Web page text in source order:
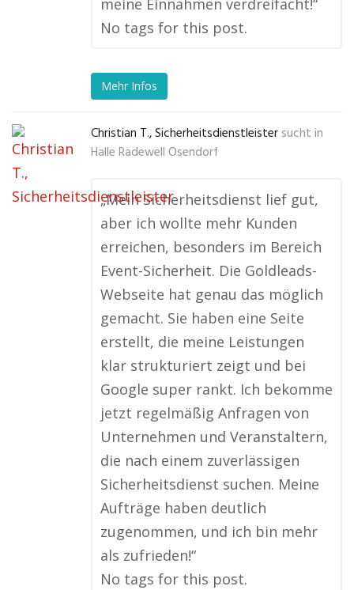
meine Einnahmen verdreifacht!“
No tags for this post.
Mehr Infos
Christian T., Sicherheitsdienstleister sucht in
Halle Radewell Osendorf
„Mein Sicherheitsdienst lief gut,
aber ich wollte mehr Kunden
erreichen, besonders im Bereich
Event-Sicherheit. Die Goldleads-
Webseite hat genau das möglich
gemacht. Sie haben eine Seite
erstellt, die meine Leistungen
klar strukturiert zeigt und bei
Google super rankt. Ich bekomme
jetzt regelmäßig Anfragen von
Unternehmen und Veranstaltern,
die nach einem zuverlässigen
Sicherheitsdienst suchen. Meine
Aufträge haben deutlich
zugenommen, und ich bin mehr
als zufrieden!“
No tags for this post.